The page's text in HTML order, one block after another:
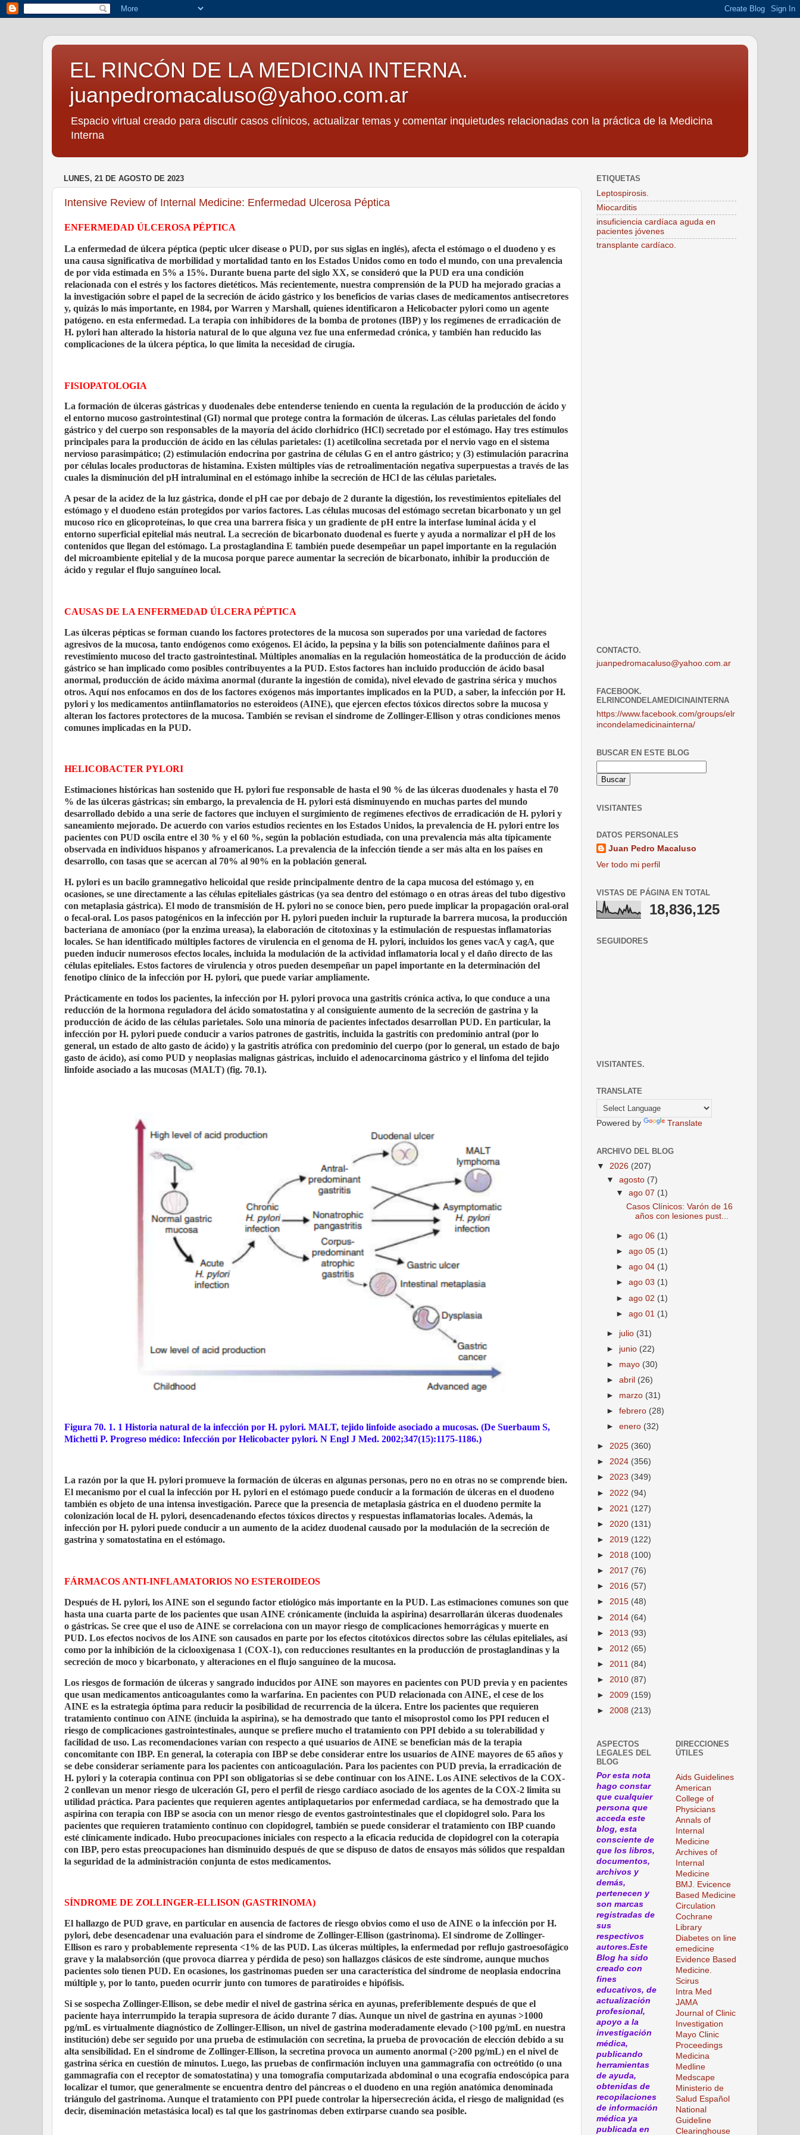
EL RINCÓN DE LA MEDICINA INTERNA.
juanpedromacaluso@yahoo.com.ar
Espacio virtual creado para discutir casos clínicos, actualizar temas y comentar inquietudes relacionadas con la práctica de la Medicina
Interna
LUNES, 21 DE AGOSTO DE 2023
Intensive Review of Internal Medicine: Enfermedad Ulcerosa Péptica
ENFERMEDAD ÚLCEROSA PÉPTICA
La enfermedad de úlcera péptica (peptic ulcer disease o PUD, por sus siglas en inglés), afecta el estómago o el duodeno y es
una causa significativa de morbilidad y mortalidad tanto en los Estados Unidos como en todo el mundo, con una prevalencia
de por vida estimada en 5% a 15%. Durante buena parte del siglo XX, se consideró que la PUD era una condición
relacionada con el estrés y los factores dietéticos. Más recientemente, nuestra comprensión de la PUD ha mejorado gracias a
la investigación sobre el papel de la secreción de ácido gástrico y los beneficios de varias clases de medicamentos antisecretores
y, quizás lo más importante, en 1984, por Warren y Marshall, quienes identificaron a Helicobacter pylori como un agente
patógeno. en esta enfermedad. La terapia con inhibidores de la bomba de protones (IBP) y los regímenes de erradicación de
H. pylori han alterado la historia natural de lo que alguna vez fue una enfermedad crónica, y también han reducido las
complicaciones de la úlcera péptica, lo que limita la necesidad de cirugía.
FISIOPATOLOGIA
La formación de úlceras gástricas y duodenales debe entenderse teniendo en cuenta la regulación de la producción de ácido y
el entorno mucoso gastrointestinal (GI) normal que protege contra la formación de úlceras. Las células parietales del fondo
gástrico y del cuerpo son responsables de la mayoría del ácido clorhídrico (HCl) secretado por el estómago. Hay tres estímulos
principales para la producción de ácido en las células parietales: (1) acetilcolina secretada por el nervio vago en el sistema
nervioso parasimpático; (2) estimulación endocrina por gastrina de células G en el antro gástrico; y (3) estimulación paracrina
por células locales productoras de histamina. Existen múltiples vías de retroalimentación negativa superpuestas a través de las
cuales la disminución del pH intraluminal en el estómago inhibe la secreción de HCl de las células parietales.
A pesar de la acidez de la luz gástrica, donde el pH cae por debajo de 2 durante la digestión, los revestimientos epiteliales del
estómago y el duodeno están protegidos por varios factores. Las células mucosas del estómago secretan bicarbonato y un gel
mucoso rico en glicoproteínas, lo que crea una barrera física y un gradiente de pH entre la interfase luminal ácida y el
entorno superficial epitelial más neutral. La secreción de bicarbonato duodenal es fuerte y ayuda a normalizar el pH de los
contenidos que llegan del estómago. La prostaglandina E también puede desempeñar un papel importante en la regulación
del microambiente epitelial y de la mucosa porque parece aumentar la secreción de bicarbonato, inhibir la producción de
ácido y regular el flujo sanguíneo local.
CAUSAS DE LA ENFERMEDAD ÚLCERA PÉPTICA
Las úlceras pépticas se forman cuando los factores protectores de la mucosa son superados por una variedad de factores
agresivos de la mucosa, tanto endógenos como exógenos. El ácido, la pepsina y la bilis son potencialmente dañinos para el
revestimiento mucoso del tracto gastrointestinal. Múltiples anomalías en la regulación homeostática de la producción de ácido
gástrico se han implicado como posibles contribuyentes a la PUD. Estos factores han incluido producción de ácido basal
anormal, producción de ácido máxima anormal (durante la ingestión de comida), nivel elevado de gastrina sérica y muchos
otros. Aquí nos enfocamos en dos de los factores exógenos más importantes implicados en la PUD, a saber, la infección por H.
pylori y los medicamentos antiinflamatorios no esteroideos (AINE), que ejercen efectos tóxicos directos sobre la mucosa y
alteran los factores protectores de la mucosa. También se revisan el síndrome de Zollinger-Ellison y otras condiciones menos
comunes implicadas en la PUD.
HELICOBACTER PYLORI
Estimaciones históricas han sostenido que H. pylori fue responsable de hasta el 90 % de las úlceras duodenales y hasta el 70
% de las úlceras gástricas; sin embargo, la prevalencia de H. pylori está disminuyendo en muchas partes del mundo
desarrollado debido a una serie de factores que incluyen el surgimiento de regímenes efectivos de erradicación de H. pylori y
saneamiento mejorado. De acuerdo con varios estudios recientes en los Estados Unidos, la prevalencia de H. pylori entre los
pacientes con PUD oscila entre el 30 % y el 60 %, según la población estudiada, con una prevalencia más alta típicamente
observada en individuos hispanos y afroamericanos. La prevalencia de la infección tiende a ser más alta en los países en
desarrollo, con tasas que se acercan al 70% al 90% en la población general.
H. pylori es un bacilo gramnegativo helicoidal que reside principalmente dentro de la capa mucosa del estómago y, en
ocasiones, se une directamente a las células epiteliales gástricas (ya sea dentro del estómago o en otras áreas del tubo digestivo
con metaplasia gástrica). El modo de transmisión de H. pylori no se conoce bien, pero puede implicar la propagación oral-oral
o fecal-oral. Los pasos patogénicos en la infección por H. pylori pueden incluir la rupturade la barrera mucosa, la producción
bacteriana de amoníaco (por la enzima ureasa), la elaboración de citotoxinas y la estimulación de respuestas inflamatorias
locales. Se han identificado múltiples factores de virulencia en el genoma de H. pylori, incluidos los genes vacA y cagA, que
pueden inducir numerosos efectos locales, incluida la modulación de la actividad inflamatoria local y el daño directo de las
células epiteliales. Estos factores de virulencia y otros pueden desempeñar un papel importante en la determinación del
fenotipo clínico de la infección por H. pylori, que puede variar ampliamente.
Prácticamente en todos los pacientes, la infección por H. pylori provoca una gastritis crónica activa, lo que conduce a una
reducción de la hormona reguladora del ácido somatostatina y al consiguiente aumento de la secreción de gastrina y la
producción de ácido de las células parietales. Solo una minoría de pacientes infectados desarrollan PUD. En particular, la
infección por H. pylori puede conducir a varios patrones de gastritis, incluida la gastritis con predominio antral (por lo
general, un estado de alto gasto de ácido) y la gastritis atrófica con predominio del cuerpo (por lo general, un estado de bajo
gasto de ácido), así como PUD y neoplasias malignas gástricas, incluido el adenocarcinoma gástrico y el linfoma del tejido
linfoide asociado a las mucosas (MALT) (fig. 70.1).
Figura 70. 1. 1 Historia natural de la infección por H. pylori. MALT, tejido linfoide asociado a mucosas. (De Suerbaum S,
Michetti P. Progreso médico: Infección por Helicobacter pylori. N Engl J Med. 2002;347(15):1175-1186.)
La razón por la que H. pylori promueve la formación de úlceras en algunas personas, pero no en otras no se comprende bien.
El mecanismo por el cual la infección por H. pylori en el estómago puede conducir a la formación de úlceras en el duodeno
también es objeto de una intensa investigación. Parece que la presencia de metaplasia gástrica en el duodeno permite la
colonización local de H. pylori, desencadenando efectos tóxicos directos y respuestas inflamatorias locales. Además, la
infección por H. pylori puede conducir a un aumento de la acidez duodenal causado por la modulación de la secreción de
gastrina y somatostatina en el estómago.
FÁRMACOS ANTI-INFLAMATORIOS NO ESTEROIDEOS
Después de H. pylori, los AINE son el segundo factor etiológico más importante en la PUD. Las estimaciones comunes son que
hasta una cuarta parte de los pacientes que usan AINE crónicamente (incluida la aspirina) desarrollarán úlceras duodenales
o gástricas. Se cree que el uso de AINE se correlaciona con un mayor riesgo de complicaciones hemorrágicas y muerte en
PUD. Los efectos nocivos de los AINE son causados en parte por los efectos citotóxicos directos sobre las células epiteliales, así
como por la inhibición de la ciclooxigenasa 1 (COX-1), con reducciones resultantes en la producción de prostaglandinas y la
secreción de moco y bicarbonato, y alteraciones en el flujo sanguíneo de la mucosa.
Los riesgos de formación de úlceras y sangrado inducidos por AINE son mayores en pacientes con PUD previa y en pacientes
que usan medicamentos anticoagulantes como la warfarina. En pacientes con PUD relacionada con AINE, el cese de los
AINE es la estrategia óptima para reducir la posibilidad de recurrencia de la úlcera. Entre los pacientes que requieren
tratamiento continuo con AINE (incluida la aspirina), se ha demostrado que tanto el misoprostol como los PPI reducen el
riesgo de complicaciones gastrointestinales, aunque se prefiere mucho el tratamiento con PPI debido a su tolerabilidad y
facilidad de uso. Las recomendaciones varían con respecto a qué usuarios de AINE se benefician más de la terapia
concomitante con IBP. En general, la coterapia con IBP se debe considerar entre los usuarios de AINE mayores de 65 años y
se debe considerar seriamente para los pacientes con anticoagulación. Para los pacientes con PUD previa, la erradicación de
H. pylori y la coterapia continua con PPI son obligatorias si se debe continuar con los AINE. Los AINE selectivos de la COX-
2 conllevan un menor riesgo de ulceración GI, pero el perfil de riesgo cardíaco asociado de los agentes de la COX-2 limita su
utilidad práctica. Para pacientes que requieren agentes antiplaquetarios por enfermedad cardiaca, se ha demostrado que la
aspirina con terapia con IBP se asocia con un menor riesgo de eventos gastrointestinales que el clopidogrel solo. Para los
pacientes que requieren tratamiento continuo con clopidogrel, también se puede considerar el tratamiento con IBP cuando
esté clínicamente indicado. Hubo preocupaciones iniciales con respecto a la eficacia reducida de clopidogrel con la coterapia
con IBP, pero estas preocupaciones han disminuido después de que se dispuso de datos de ensayos más sólidos que respaldan
la seguridad de la administración conjunta de estos medicamentos.
SÍNDROME DE ZOLLINGER-ELLISON (GASTRINOMA)
El hallazgo de PUD grave, en particular en ausencia de factores de riesgo obvios como el uso de AINE o la infección por H.
pylori, debe desencadenar una evaluación para el síndrome de Zollinger-Ellison (gastrinoma). El síndrome de Zollinger-
Ellison es raro y probablemente representa <1% de las PUD. Las úlceras múltiples, la enfermedad por reflujo gastroesofágico
grave y la malabsorción (que provoca diarrea y pérdida de peso) son hallazgos clásicos de este síndrome, aunque muchos
pacientes solo tienen PUD. En ocasiones, los gastrinomas pueden ser una característica del síndrome de neoplasia endocrina
múltiple y, por lo tanto, pueden ocurrir junto con tumores de paratiroides e hipófisis.
Si se sospecha Zollinger-Ellison, se debe medir el nivel de gastrina sérica en ayunas, preferiblemente después de que el
paciente haya interrumpido la terapia supresora de ácido durante 7 días. Aunque un nivel de gastrina en ayunas >1000
pg/mL es virtualmente diagnóstico de Zollinger-Ellison, un nivel de gastrina moderadamente elevado (>100 pg/mL en nuestra
institución) debe ser seguido por una prueba de estimulación con secretina, la prueba de provocación de elección debido a su
alta sensibilidad. En el síndrome de Zollinger-Ellison, la secretina provoca un aumento anormal (>200 pg/mL) en el nivel de
gastrina sérica en cuestión de minutos. Luego, las pruebas de confirmación incluyen una gammagrafía con octreótido (o una
gammagrafía con el receptor de somatostatina) y una tomografía computarizada abdominal o una ecografía endoscópica para
localizar el tumor, que generalmente se encuentra dentro del páncreas o el duodeno en una región anatómica denominada
triángulo del gastrinoma. Aunque el tratamiento con PPI puede controlar la hipersecreción ácida, el riesgo de malignidad (es
decir, diseminación metastásica local) es tal que los gastrinomas deben extirparse cuando sea posible.
ETIQUETAS
Leptospirosis.
Miocarditis
insuficiencia cardíaca aguda en
pacientes jóvenes
transplante cardíaco.
CONTACTO.
juanpedromacaluso@yahoo.com.ar
FACEBOOK.
ELRINCONDELAMEDICINAINTERNA
https://www.facebook.com/groups/elr
incondelamedicinainterna/
BUSCAR EN ESTE BLOG
VISITANTES
DATOS PERSONALES
Juan Pedro Macaluso
Ver todo mi perfil
VISTAS DE PÁGINA EN TOTAL
18,836,125
SEGUIDORES
VISITANTES.
TRANSLATE
Powered by Translate
ARCHIVO DEL BLOG
▼ 2026 (207)
▼agosto (7)
▼ago 07 (1)
Casos Clínicos: Varón de 16
años con lesiones pust...
►ago 06 (1)
►ago 05 (1)
►ago 04 (1)
►ago 03 (1)
►ago 02 (1)
►ago 01 (1)
► julio (31)
► junio (22)
► mayo (30)
►abril (26)
► marzo (31)
►febrero (28)
►enero (32)
► 2025 (360)
► 2024 (356)
► 2023 (349)
► 2022 (94)
► 2021 (127)
► 2020 (131)
► 2019 (122)
► 2018 (100)
► 2017 (76)
► 2016 (57)
► 2015 (48)
► 2014 (64)
► 2013 (93)
► 2012 (65)
► 2011 (84)
► 2010 (87)
► 2009 (159)
► 2008 (213)
ASPECTOS
LEGALES DEL
BLOG
Por esta nota
hago constar
que cualquier
persona que
acceda este
blog, esta
consciente de
que los libros,
documentos,
archivos y
demás,
pertenecen y
son marcas
registradas de
sus
respectivos
autores.Este
Blog ha sido
creado con
fines
educativos, de
actualización
profesional,
apoyo a la
investigación
médica,
publicando
herramientas
de ayuda,
obtenidas de
recopilaciones
de información
médica ya
publicada en
DIRECCIONES
ÚTILES
Aids Guidelines
American
College of
Physicians
Annals of
Internal
Medicine
Archives of
Internal
Medicine
BMJ. Evicence
Based Medicine
Circulation
Cochrane
Library
Diabetes on line
emedicine
Evidence Based
Medicine.
Scirus
Intra Med
JAMA
Journal of Clinic
Investigation
Mayo Clinic
Proceedings
Medicina
Medline
Medscape
Ministerio de
Salud Español
National
Guideline
Clearinghouse